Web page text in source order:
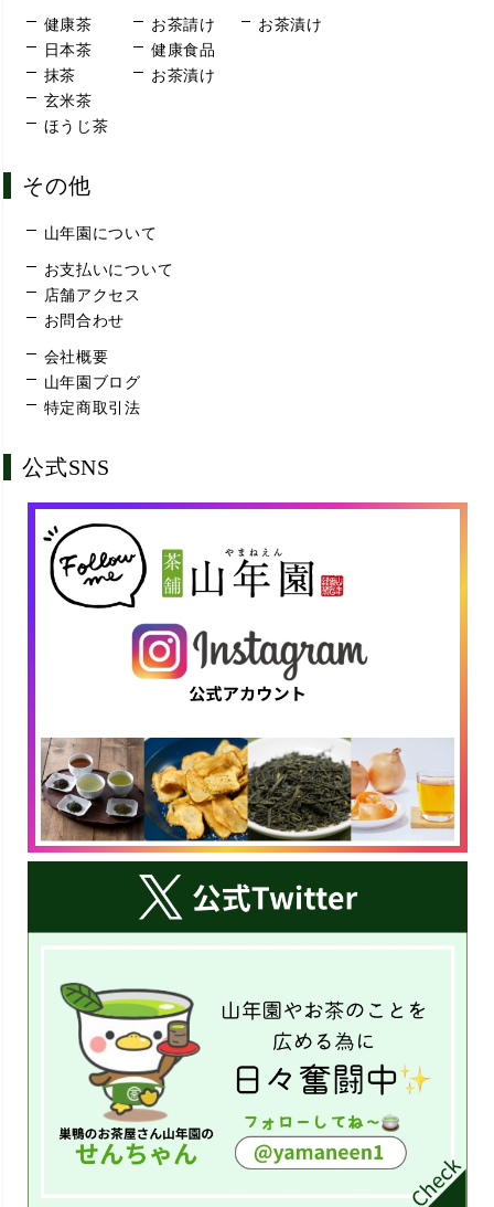
健康茶
日本茶
抹茶
玄米茶
ほうじ茶
お茶請け
健康食品
お茶漬け
お茶漬け
その他
山年園について
お支払いについて
店舗アクセス
お問合わせ
会社概要
山年園ブログ
特定商取引法
公式SNS